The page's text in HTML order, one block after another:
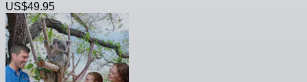
US$49.95